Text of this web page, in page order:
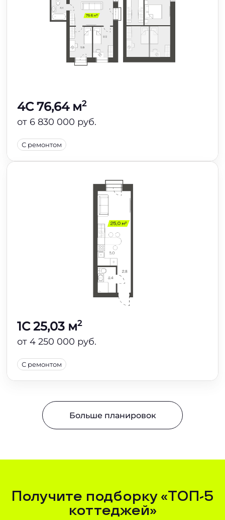
4C 76,64 м2
от 6 830 000 руб.
С ремонтом
1C 25,03 м2
от 4 250 000 руб.
С ремонтом
Больше планировок
Получите подборку «ТОП-5
коттеджей»